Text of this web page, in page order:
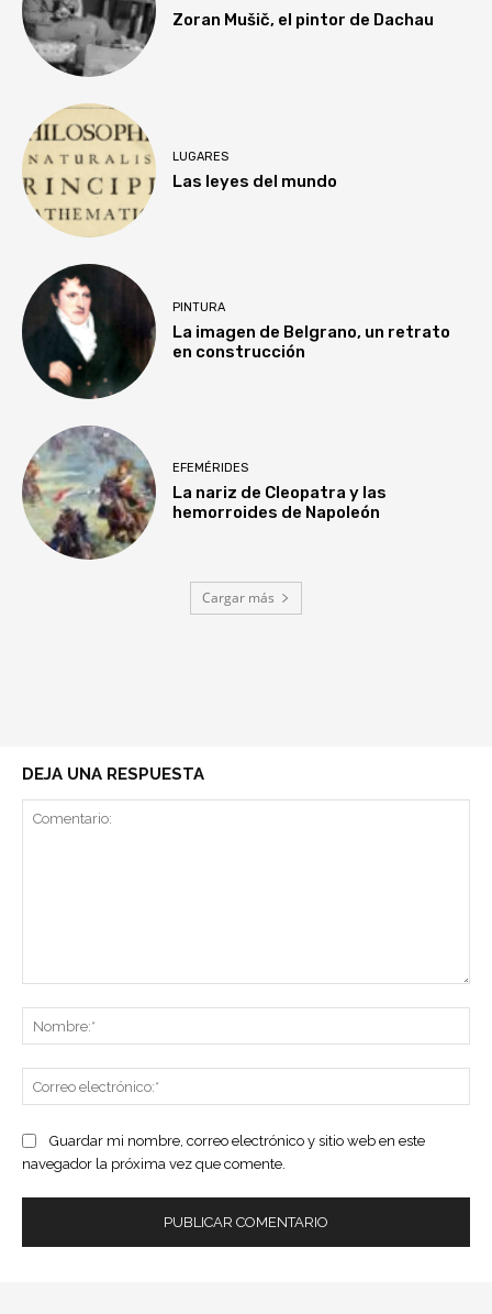
Zoran Mušič, el pintor de Dachau
LUGARES
Las leyes del mundo
PINTURA
La imagen de Belgrano, un retrato
en construcción
EFEMÉRIDES
La nariz de Cleopatra y las
hemorroides de Napoleón
Cargar más
DEJA UNA RESPUESTA
Guardar mi nombre, correo electrónico y sitio web en este
navegador la próxima vez que comente.